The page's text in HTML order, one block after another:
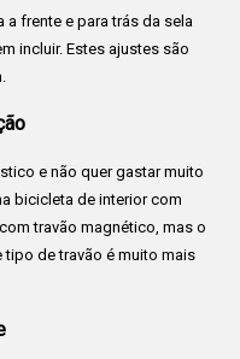
a frente e para trás da sela
incluir. Estes ajustes são
e não quer gastar muito
bicicleta de interior com
travão magnético, mas o
de travão é muito mais